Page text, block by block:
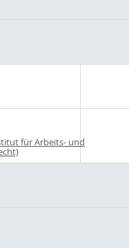
für Arbeits- und